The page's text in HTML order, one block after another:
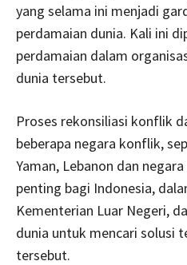
yang selama ini menjadi
perdamaian dunia. Kali ini
perdamaian dalam
dunia tersebut.
Proses rekonsiliasi konflik
beberapa negara konflik,
Yaman, Lebanon dan
penting bagi Indonesia,
Kementerian Luar Negeri,
dunia untuk mencari solusi
tersebut.